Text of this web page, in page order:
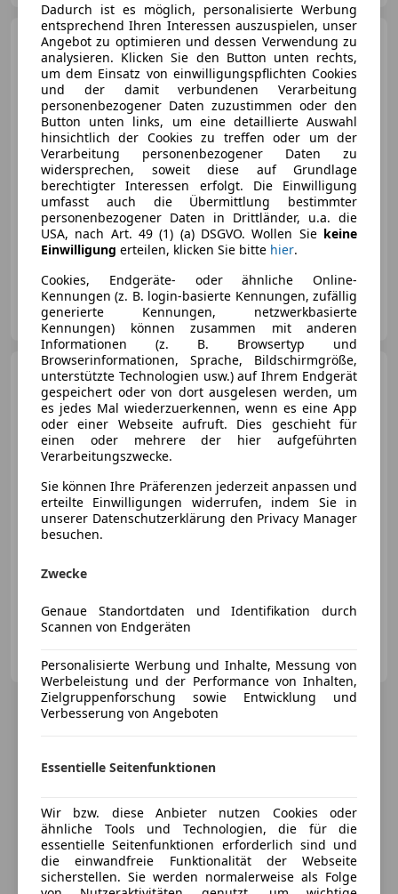
Mazda MX-5MAGIC
➡️ROADSTER➡️Kamera
€ 8 480
Neu 07/2002 99 400 km Benzin 81 kW (110 PS)
DASTO Kfz Handelsagentur e.U.
AT-6383 Erpfendorf
Mazda MX-5MX-5 1,8i
Challenge Leder - NC Facelift 2 -
!!neuer Preis!!
€ 11 900
AT-3362 Amstetten
Dadurch ist es möglich, personalisierte Werbung
entsprechend Ihren Interessen auszuspielen, unser
Angebot zu optimieren und dessen Verwendung zu
analysieren. Klicken Sie den Button unten rechts,
um dem Einsatz von einwilligungspflichten Cookies
und der damit verbundenen Verarbeitung
personenbezogener Daten zuzustimmen oder den
Button unten links, um eine detaillierte Auswahl
hinsichtlich der Cookies zu treffen oder um der
Verarbeitung personenbezogener Daten zu
widersprechen, soweit diese auf Grundlage
berechtigter Interessen erfolgt. Die Einwilligung
umfasst auch die Übermittlung bestimmter
personenbezogener Daten in Drittländer, u.a. die
USA, nach Art. 49 (1) (a) DSGVO. Wollen Sie keine
Einwilligung erteilen, klicken Sie bitte hier.
Cookies, Endgeräte- oder ähnliche Online-
Kennungen (z. B. login-basierte Kennungen, zufällig
generierte Kennungen, netzwerkbasierte
Kennungen) können zusammen mit anderen
Informationen (z. B. Browsertyp und
Browserinformationen, Sprache, Bildschirmgröße,
unterstützte Technologien usw.) auf Ihrem Endgerät
gespeichert oder von dort ausgelesen werden, um
es jedes Mal wiederzuerkennen, wenn es eine App
oder einer Webseite aufruft. Dies geschieht für
einen oder mehrere der hier aufgeführten
Verarbeitungszwecke.
Sie können Ihre Präferenzen jederzeit anpassen und
erteilte Einwilligungen widerrufen, indem Sie in
unserer Datenschutzerklärung den Privacy Manager
besuchen.
Zwecke
Genaue Standortdaten und Identifikation durch
Scannen von Endgeräten
Personalisierte Werbung und Inhalte, Messung von
Werbeleistung und der Performance von Inhalten,
Zielgruppenforschung sowie Entwicklung und
Verbesserung von Angeboten
Essentielle Seitenfunktionen
Wir bzw. diese Anbieter nutzen Cookies oder
ähnliche Tools und Technologien, die für die
essentielle Seitenfunktionen erforderlich sind und
die einwandfreie Funktionalität der Webseite
sicherstellen. Sie werden normalerweise als Folge